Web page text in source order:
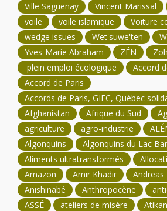
Ville Saguenay
Vincent Marissal
voile
voile islamique
Voiture
wedge issues
Wet'suwe'ten
Yves-Marie Abraham
ZÉN
plein emploi écologique
Accord
Accord de Paris
Accords de Paris, GIEC, Québec
Afghanistan
Afrique du Sud
agriculture
agro-industrie
Algonquins
Algonquins du Lac
Aliments ultratransformés
Amazon
Amir Khadir
Andreas
Anishinabé
Anthropocène
ASSÉ
ateliers de misère